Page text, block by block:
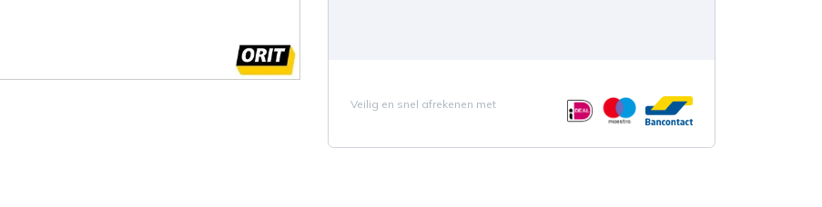
Veilig en snel afrekenen met